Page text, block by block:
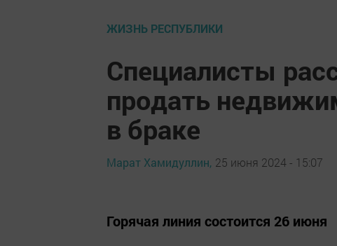
ЖИЗНЬ РЕСПУБЛИКИ
Специалисты
продать
в браке
Марат Хамидуллин, 25 июня 2024 - 15:07
Горячая линия состоится 26 июня